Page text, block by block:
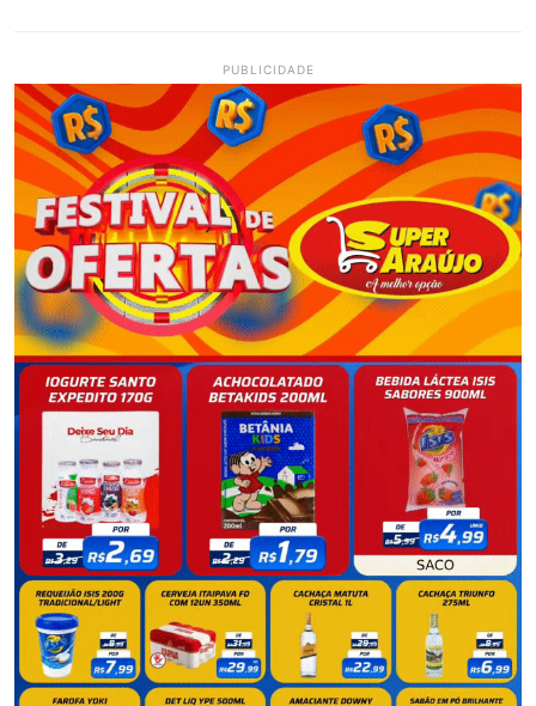
PUBLICIDADE